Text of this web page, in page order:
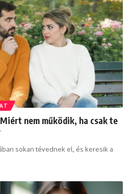
nem működik, ha csak te
sokan tévednek el, és keresik a